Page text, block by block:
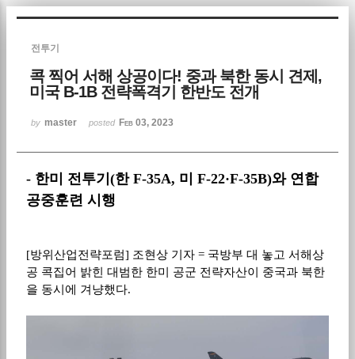
전투기
콕 찍어 서해 상공이다! 중과 북한 동시 견제,
미국 B-1B 전략폭격기 한반도 전개
by master posted Feb 03, 2023
- 한미 전투기(한 F-35A, 미 F-22·F-35B)와 연합
공중훈련 시행
[방위산업전략포럼] 조현상 기자 = 국방부 대 놓고 서해상
공 콕집어 밝힌 대범한 한미 공군 전략자산이 중국과 북한
을 동시에 겨냥했다.
Sketchbook5, 스케치북5
Sketchbook5, 스케치북5